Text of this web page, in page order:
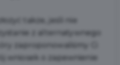
także, jeśli nie
z alternatywnego
zaproponowaliśmy Ci
wniosek o zapewnienie